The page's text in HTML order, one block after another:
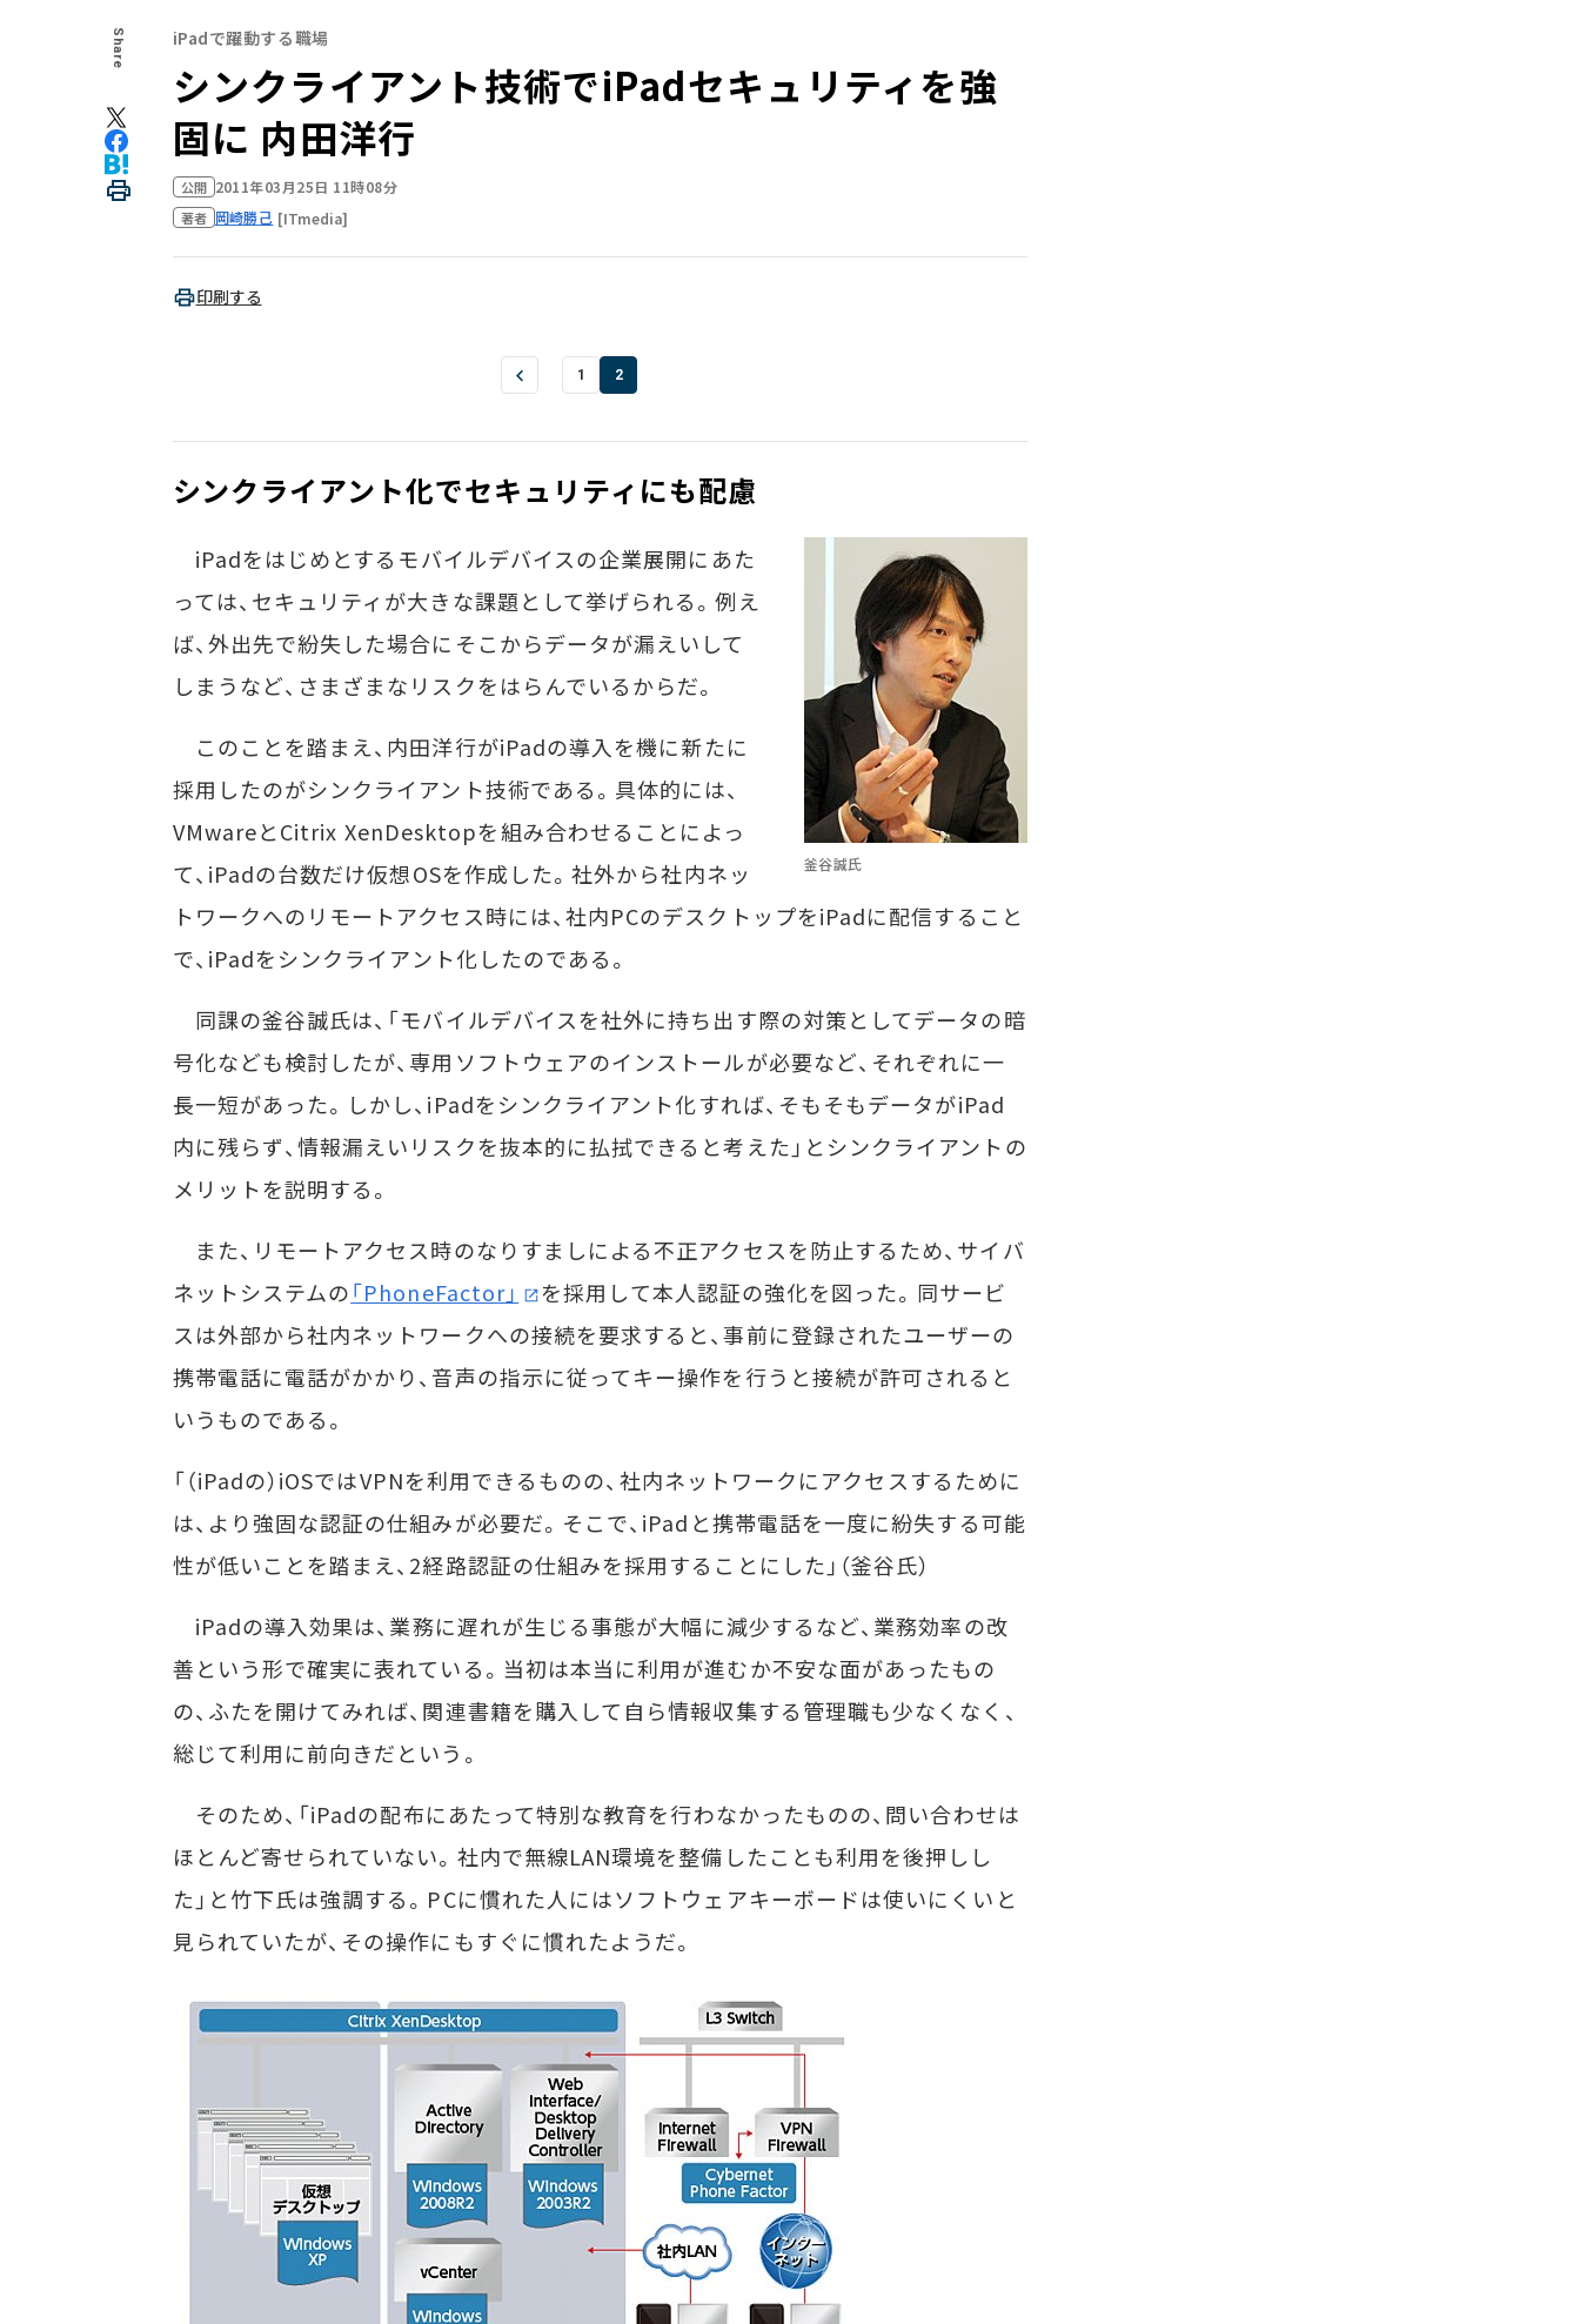
Share iPadで躍動する職場
シンクライアント技術でiPadセキュリティを強
固に 内田洋行
公開 2011年03月25日 11時08分
著者 岡崎勝己 [ITmedia]
印刷する
1 2
シンクライアント化でセキュリティにも配慮
釜谷誠氏
iPadをはじめとするモバイルデバイスの企業展開にあた
っては、セキュリティが大きな課題として挙げられる。例え
ば、外出先で紛失した場合にそこからデータが漏えいして
しまうなど、さまざまなリスクをはらんでいるからだ。
このことを踏まえ、内田洋行がiPadの導入を機に新たに
採用したのがシンクライアント技術である。具体的には、
VMwareとCitrix XenDesktopを組み合わせることによっ
て、iPadの台数だけ仮想OSを作成した。社外から社内ネッ
トワークへのリモートアクセス時には、社内PCのデスクトップをiPadに配信すること
で、iPadをシンクライアント化したのである。
同課の釜谷誠氏は、「モバイルデバイスを社外に持ち出す際の対策としてデータの暗
号化なども検討したが、専用ソフトウェアのインストールが必要など、それぞれに一
長一短があった。しかし、iPadをシンクライアント化すれば、そもそもデータがiPad
内に残らず、情報漏えいリスクを抜本的に払拭できると考えた」とシンクライアントの
メリットを説明する。
また、リモートアクセス時のなりすましによる不正アクセスを防止するため、サイバ
ネットシステムの「PhoneFactor」
を採用して本人認証の強化を図った。同サービ
スは外部から社内ネットワークへの接続を要求すると、事前に登録されたユーザーの
携帯電話に電話がかかり、音声の指示に従ってキー操作を行うと接続が許可されると
いうものである。
「（iPadの）iOSではVPNを利用できるものの、社内ネットワークにアクセスするために
は、より強固な認証の仕組みが必要だ。そこで、iPadと携帯電話を一度に紛失する可能
性が低いことを踏まえ、2経路認証の仕組みを採用することにした」（釜谷氏）
iPadの導入効果は、業務に遅れが生じる事態が大幅に減少するなど、業務効率の改
善という形で確実に表れている。当初は本当に利用が進むか不安な面があったもの
の、ふたを開けてみれば、関連書籍を購入して自ら情報収集する管理職も少なくなく、
総じて利用に前向きだという。
そのため、「iPadの配布にあたって特別な教育を行わなかったものの、問い合わせは
ほとんど寄せられていない。社内で無線LAN環境を整備したことも利用を後押しし
た」と竹下氏は強調する。PCに慣れた人にはソフトウェアキーボードは使いにくいと
見られていたが、その操作にもすぐに慣れたようだ。